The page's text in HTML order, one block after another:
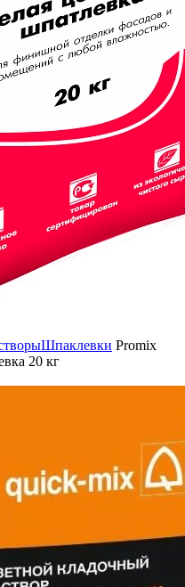
Шпаклевки Promix
20 кг